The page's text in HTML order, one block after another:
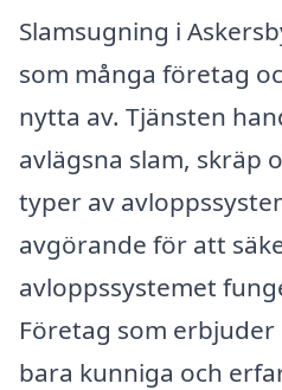
Slamsugning i
som många företag
nytta av. Tjänsten
avlägsna slam, skräp
typer av
avgörande för att
avloppssystemet
Företag som
bara kunniga och